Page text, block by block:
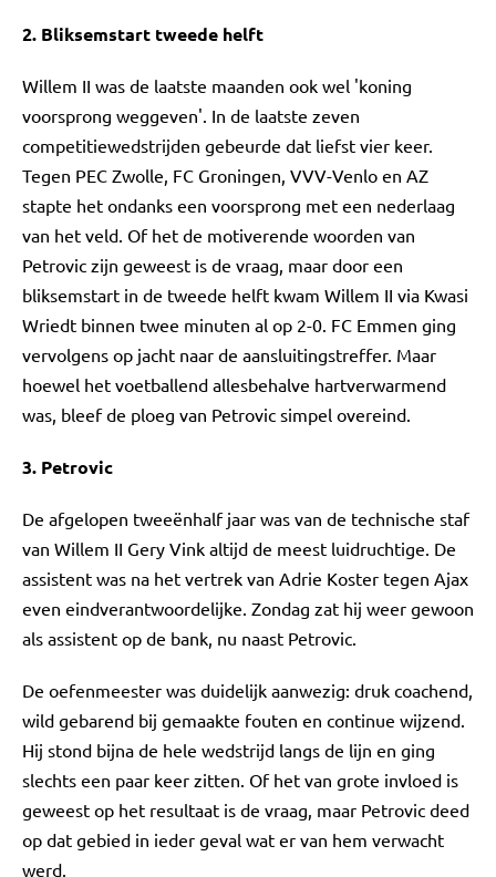
2. Bliksemstart tweede helft
Willem II was de laatste maanden ook wel 'koning
voorsprong weggeven'. In de laatste zeven
competitiewedstrijden gebeurde dat liefst vier keer.
Tegen PEC Zwolle, FC Groningen, VVV-Venlo en AZ
stapte het ondanks een voorsprong met een nederlaag
van het veld. Of het de motiverende woorden van
Petrovic zijn geweest is de vraag, maar door een
bliksemstart in de tweede helft kwam Willem II via Kwasi
Wriedt binnen twee minuten al op 2-0. FC Emmen ging
vervolgens op jacht naar de aansluitingstreffer. Maar
hoewel het voetballend allesbehalve hartverwarmend
was, bleef de ploeg van Petrovic simpel overeind.
3. Petrovic
De afgelopen tweeënhalf jaar was van de technische staf
van Willem II Gery Vink altijd de meest luidruchtige. De
assistent was na het vertrek van Adrie Koster tegen Ajax
even eindverantwoordelijke. Zondag zat hij weer gewoon
als assistent op de bank, nu naast Petrovic.
De oefenmeester was duidelijk aanwezig: druk coachend,
wild gebarend bij gemaakte fouten en continue wijzend.
Hij stond bijna de hele wedstrijd langs de lijn en ging
slechts een paar keer zitten. Of het van grote invloed is
geweest op het resultaat is de vraag, maar Petrovic deed
op dat gebied in ieder geval wat er van hem verwacht
werd.